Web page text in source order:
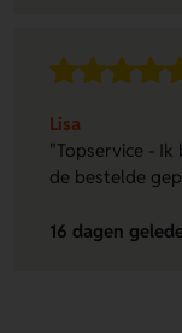
Lisa
"Topservice - Ik
de bestelde
16 dagen